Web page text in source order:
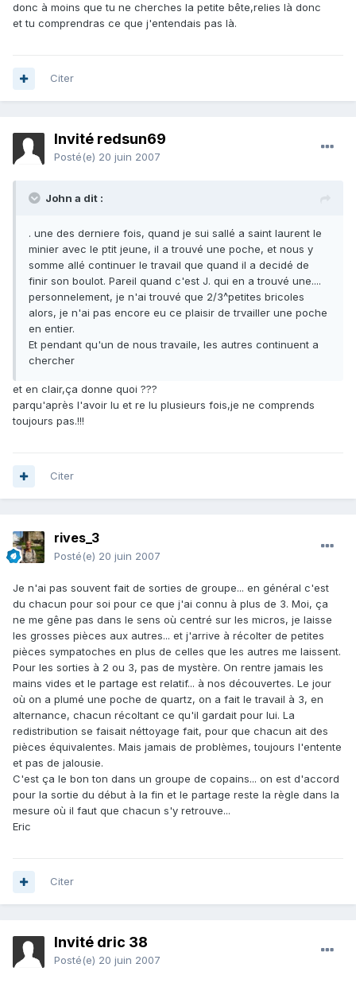
donc à moins que tu ne cherches la petite bête,relies là donc
et tu comprendras ce que j'entendais pas là.
Citer
Invité redsun69
Posté(e) 20 juin 2007
John a dit :
. une des derniere fois, quand je sui sallé a saint laurent le
minier avec le ptit jeune, il a trouvé une poche, et nous y
somme allé continuer le travail que quand il a decidé de
finir son boulot. Pareil quand c'est J. qui en a trouvé une....
personnelement, je n'ai trouvé que 2/3^petites bricoles
alors, je n'ai pas encore eu ce plaisir de trvailler une poche
en entier.
Et pendant qu'un de nous travaile, les autres continuent a
chercher
et en clair,ça donne quoi ???
parqu'après l'avoir lu et re lu plusieurs fois,je ne comprends
toujours pas.!!!
Citer
rives_3
Posté(e) 20 juin 2007
Je n'ai pas souvent fait de sorties de groupe... en général c'est
du chacun pour soi pour ce que j'ai connu à plus de 3. Moi, ça
ne me gêne pas dans le sens où centré sur les micros, je laisse
les grosses pièces aux autres... et j'arrive à récolter de petites
pièces sympatoches en plus de celles que les autres me laissent.
Pour les sorties à 2 ou 3, pas de mystère. On rentre jamais les
mains vides et le partage est relatif... à nos découvertes. Le jour
où on a plumé une poche de quartz, on a fait le travail à 3, en
alternance, chacun récoltant ce qu'il gardait pour lui. La
redistribution se faisait néttoyage fait, pour que chacun ait des
pièces équivalentes. Mais jamais de problèmes, toujours l'entente
et pas de jalousie.
C'est ça le bon ton dans un groupe de copains... on est d'accord
pour la sortie du début à la fin et le partage reste la règle dans la
mesure où il faut que chacun s'y retrouve...
Eric
Citer
Invité dric 38
Posté(e) 20 juin 2007